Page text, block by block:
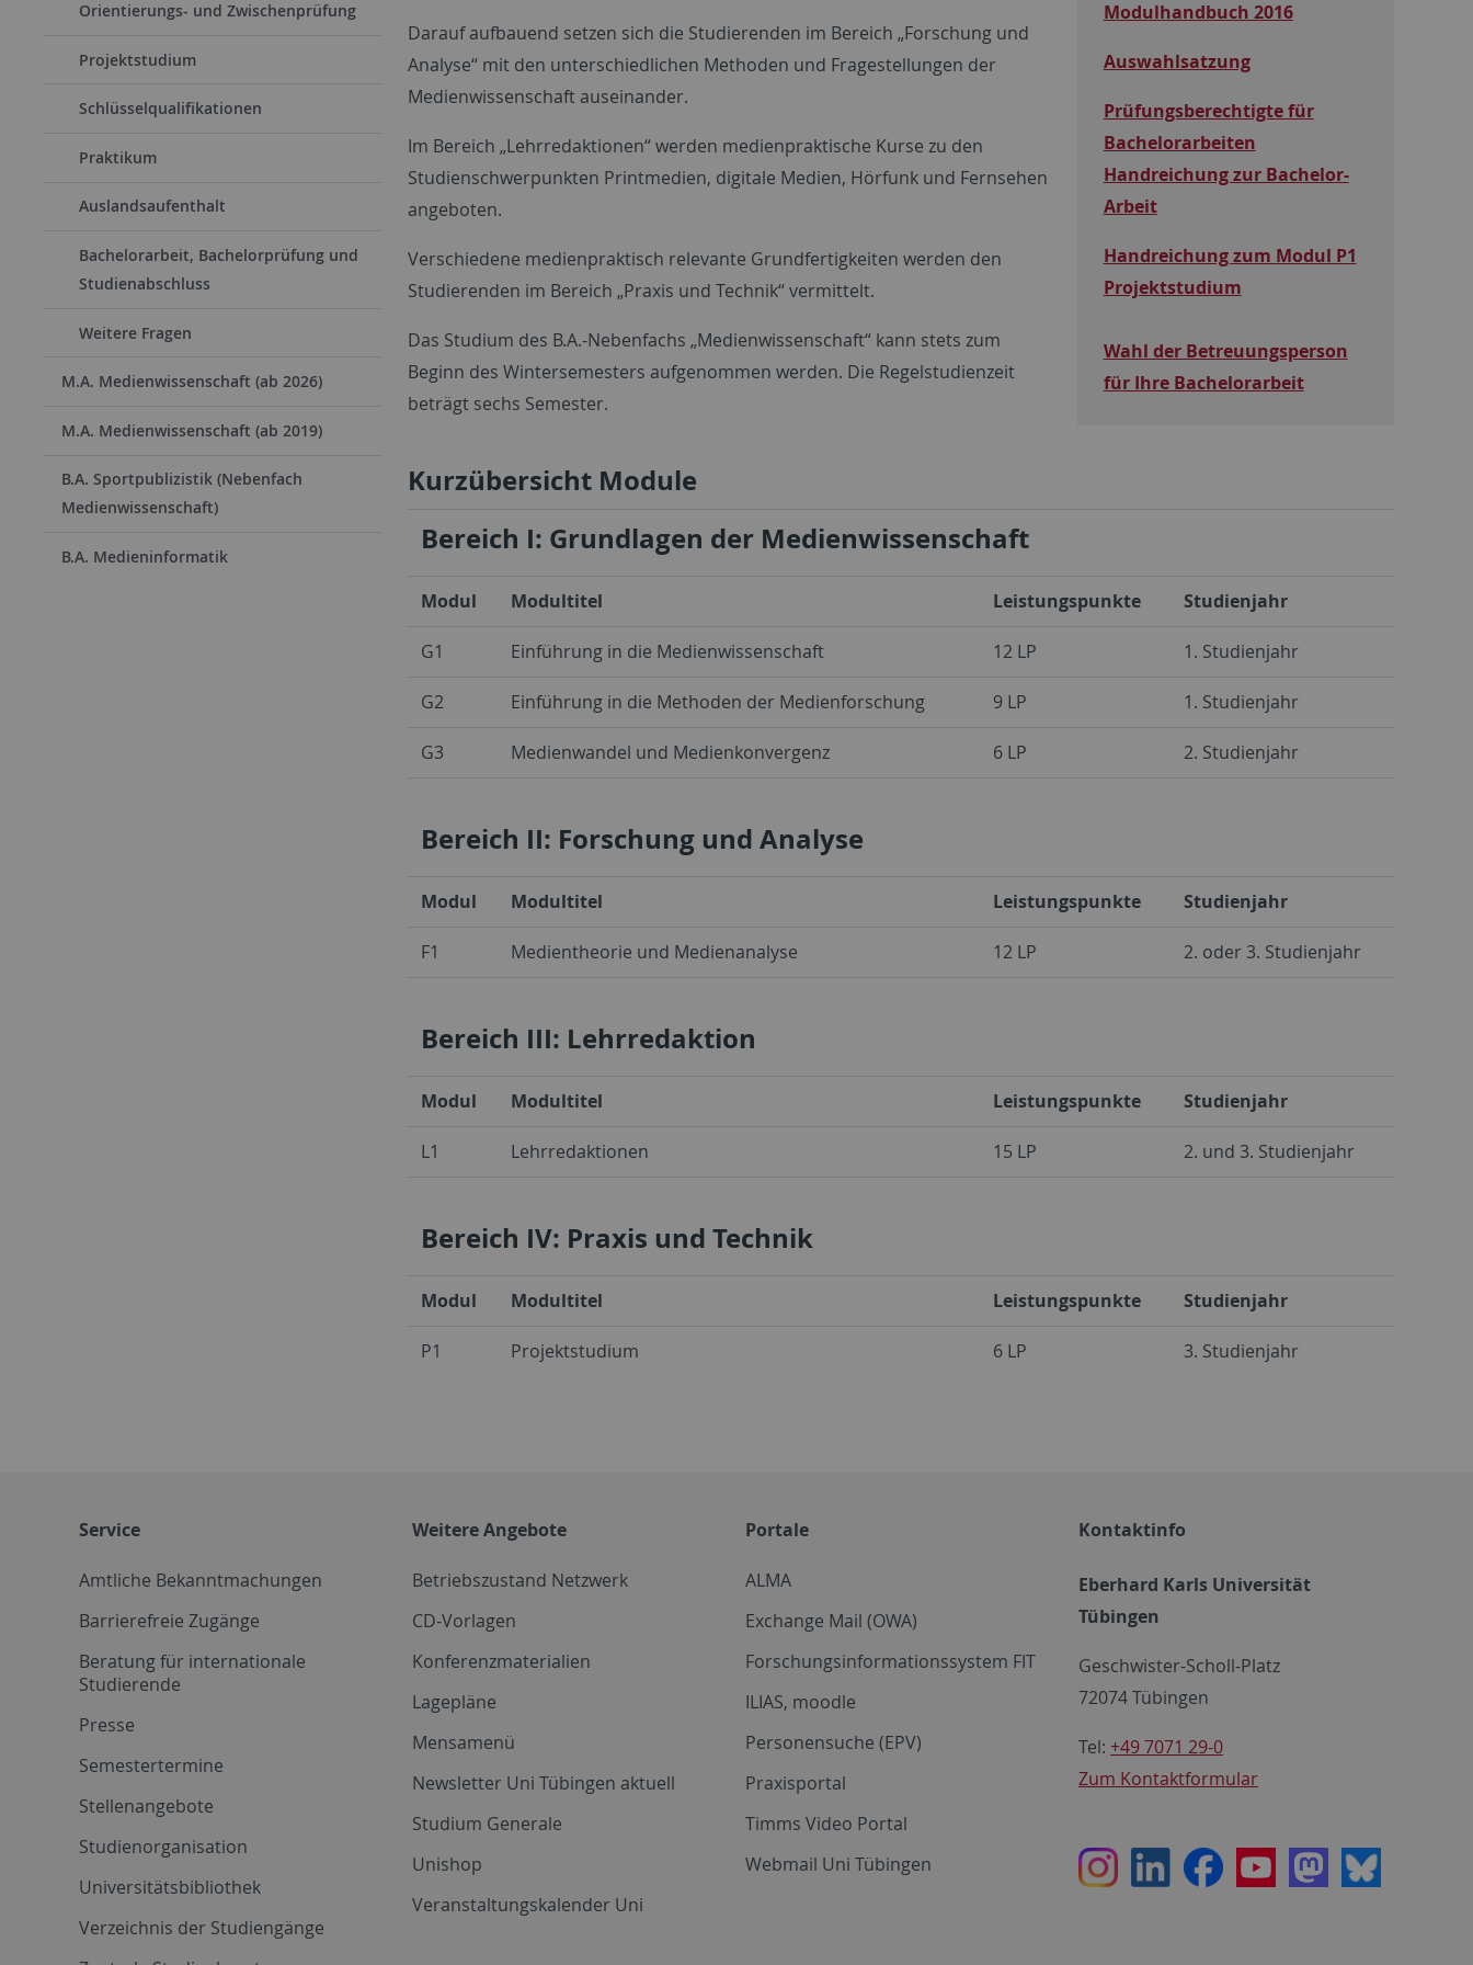
Orientierungs- und Zwischenprüfung
Projektstudium
Schlüsselqualifikationen
Praktikum
Auslandsaufenthalt
Bachelorarbeit, Bachelorprüfung und
Studienabschluss
Weitere Fragen
M.A. Medienwissenschaft (ab 2026)
M.A. Medienwissenschaft (ab 2019)
B.A. Sportpublizistik (Nebenfach
Medienwissenschaft)
B.A. Medieninformatik
Darauf aufbauend setzen sich die Studierenden im Bereich „Forschung und
Analyse“ mit den unterschiedlichen Methoden und Fragestellungen der
Medienwissenschaft auseinander.
Im Bereich „Lehrredaktionen“ werden medienpraktische Kurse zu den
Studienschwerpunkten Printmedien, digitale Medien, Hörfunk und Fernsehen
angeboten.
Verschiedene medienpraktisch relevante Grundfertigkeiten werden den
Studierenden im Bereich „Praxis und Technik“ vermittelt.
Das Studium des B.A.-Nebenfachs „Medienwissenschaft“ kann stets zum
Beginn des Wintersemesters aufgenommen werden. Die Regelstudienzeit
beträgt sechs Semester.
Modulhandbuch 2016
Auswahlsatzung
Prüfungsberechtigte für
Bachelorarbeiten
Handreichung zur Bachelor-
Arbeit
Handreichung zum Modul P1
Projektstudium
Wahl der Betreuungsperson
für Ihre Bachelorarbeit
Kurzübersicht Module
Bereich I: Grundlagen der Medienwissenschaft
Modul Modultitel Leistungspunkte Studienjahr
G1 Einführung in die Medienwissenschaft 12 LP 1. Studienjahr
G2 Einführung in die Methoden der Medienforschung 9 LP 1. Studienjahr
G3 Medienwandel und Medienkonvergenz 6 LP 2. Studienjahr
Bereich II: Forschung und Analyse
Modul Modultitel Leistungspunkte Studienjahr
F1 Medientheorie und Medienanalyse 12 LP 2. oder 3. Studienjahr
Bereich III: Lehrredaktion
Modul Modultitel Leistungspunkte Studienjahr
L1 Lehrredaktionen 15 LP 2. und 3. Studienjahr
Bereich IV: Praxis und Technik
Modul Modultitel Leistungspunkte Studienjahr
P1 Projektstudium 6 LP 3. Studienjahr
Service
Amtliche Bekanntmachungen
Barrierefreie Zugänge
Beratung für internationale
Studierende
Presse
Semestertermine
Stellenangebote
Studienorganisation
Universitätsbibliothek
Verzeichnis der Studiengänge
Weitere Angebote
Betriebszustand Netzwerk
CD-Vorlagen
Konferenzmaterialien
Lagepläne
Mensamenü
Newsletter Uni Tübingen aktuell
Studium Generale
Unishop
Veranstaltungskalender Uni
Portale
ALMA
Exchange Mail (OWA)
Forschungsinformationssystem FIT
ILIAS, moodle
Personensuche (EPV)
Praxisportal
Timms Video Portal
Webmail Uni Tübingen
Kontaktinfo
Eberhard Karls Universität
Tübingen
Geschwister-Scholl-Platz
72074 Tübingen
Tel: +49 7071 29-0
Zum Kontaktformular
InstagramLinkedInFacebookYoutubeMastodon
Bluesky